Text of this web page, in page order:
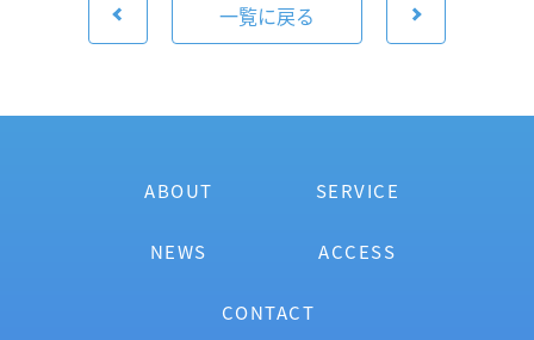
一覧に戻る
ABOUT SERVICE
NEWS ACCESS
CONTACT